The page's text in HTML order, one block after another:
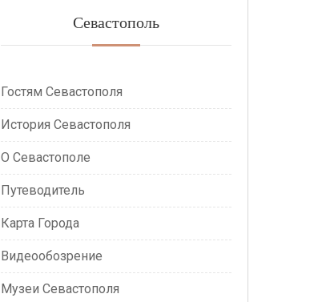
Севастополь
Гостям Севастополя
История Севастополя
О Севастополе
Путеводитель
Карта Города
Видеообозрение
Музеи Севастополя